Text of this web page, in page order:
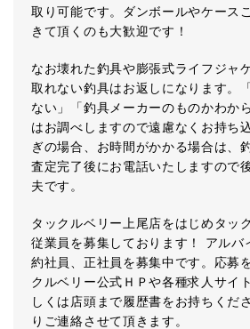
取り可能です。ダンボールやケース
きて頂くのも大歓迎です！
なお壊れた釣具や膨張式ライフジャ
取れない釣具はお返しになります。
ない」「釣具メーカーのものかわか
はお調べしますので遠慮なくお持ち
ぎの場合、お時間がかかる場合は、
査定完了後にお電話いたしますので
夫です。
タックルベリー上尾店をはじめタッ
従業員を募集しております！ アルバ
約社員、正社員を募集中です。応募
クルベリー公式ＨＰや各種求人サイ
しくは店頭まで履歴書をお持ちくだ
りご連絡させて頂きます。